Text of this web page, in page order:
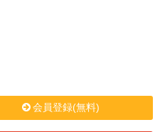
会員登録(無料)